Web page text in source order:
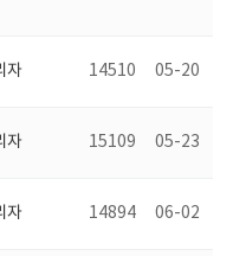
자 14510 05-20
자 15109 05-23
자 14894 06-02